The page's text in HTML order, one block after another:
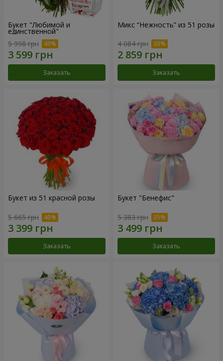
Букет "Любимой и
единственной"
5 998 грн
Заказать
Микс “Нежность” из 51 розы
4 084 грн
Заказать
Букет из 51 красной розы
5 665 грн
Заказать
Букет "Бенефис"
5 383 грн
Заказать